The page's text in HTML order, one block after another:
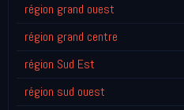
région grand ouest
région grand centre
région Sud Est
région sud ouest